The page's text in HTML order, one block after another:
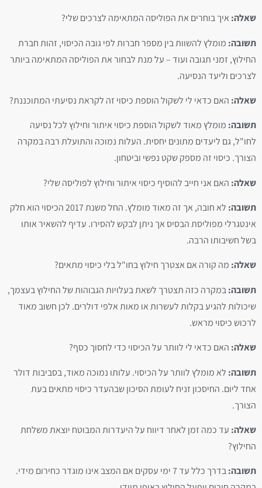
שאלה: איך בוחרים את הפוליסה המתאימה לצרכים שלי?
תשובה: מומלץ להשוות בין מספר חברות לפי גובה הכיסוי, זהות חברת
החילוץ, זמני תגובה ועוד – על מנת לבחור את הפוליסה המתאימה ביותר
לצרכים וליעד הנסיעה.
שאלה: האם כדאי לי לשקול הוספת כיסוי זה לקראת נסיעתי המתוכננת?
תשובה: מומלץ מאוד לשקול הוספת כיסוי איתור וחילוץ לכל נסיעה
לחו"ל, גם ליעדים מתונים יחסית. העלות נמוכה והתועלת רבה במקרה
הצורך. כיסוי זה מספק שקט נפשי וביטחון.
שאלה: האם אני חייב להוסיף כיסוי איתור וחילוץ לפוליסה שלי?
תשובה:
לא חובה, אך זה מאוד מומלץ. החל משנת 2017 הכיסוי הוא חלק
אינטגרלי מפוליסת הבסיס אך ניתן לבקש להסירו. עדיף להשאיר אותו
בשל חשיבותו הרבה.
שאלה: מה קורה אם אצטרך חילוץ בחו"ל בלי כיסוי מתאים?
תשובה:במקרה כזה תצטרך לשאת בעלויות הגבוהות של החילוץ בעצמך,
שיכולות להגיע בקלות לעשרות או מאות אלפי דולרים. לכן חשוב מאוד
לרכוש כיסוי מראש.
שאלה: האם כדאי לי לוותר על הכיסוי כדי לחסוך כסף?
תשובה: לא מומלץ לוותר על הכיסוי. עלותו נמוכה מאוד, בסביבות דולר
אחד ליום. החיסכון זניח לעומת הסיכון שבהעדר כיסוי מתאים בעת
הצורך.
שאלה: עד כמה זמן לאחר דיווח על היעדרות המבוטח יוצאת משלחת
החילוץ?
תשובה:
בדרך כלל עד 7 ימי עסקים אם המצב אינו מוגדר כחירום מידי.